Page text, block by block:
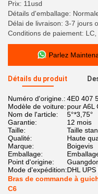
Prix: 11usd
Détails d'emballage:
Délai de livraison: 3-7 jours
Conditions de paiement:
Parlez
Détails du produit
Numéro d'origine.: 4E0 407
Modèle de voiture: pour A6L
Nom de l'article:
5°*3,75°
Garantie:
12 mois
Taille:
Taille
Qualité:
Haute
Marque:
Boigevis
Emballage:
Point d'origine:
Mode d'expédition:DHL
Bras de commande à
C6